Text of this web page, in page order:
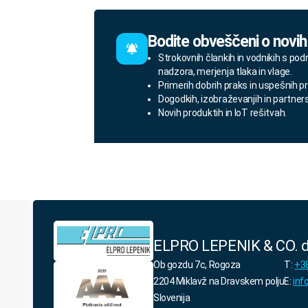
Bodite obveščeni o
Strokovnih člankih in vodnikih s
nadzora, merjenja tlaka in vlage.
Primerih dobrih praks in uspešnih
Dogodkih, izobraževanjih in
Novih produktih in IoT rešitvah.
ELPRO LEPENIK & CO.
Ob gozdu 7c, Rogoza
2204 Miklavž na Dravskem polju
Slovenija
T:
E: